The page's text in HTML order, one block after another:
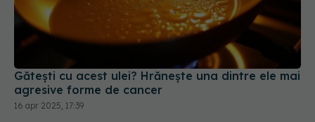
Gătești cu acest ulei? Hrănește una dintre ele mai
agresive forme de cancer
16 apr 2025, 17:39